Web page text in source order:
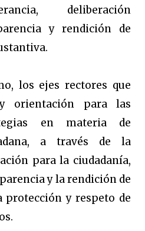
deliberación
y rendición de
los ejes rectores que
orientación para las
en materia de
a través de la
para la ciudadanía,
y la rendición de
protección y respeto de